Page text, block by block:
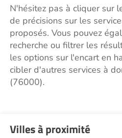
N'hésitez pas à cliquer sur
de précisions sur les
proposés. Vous pouvez
recherche ou filtrer les
les options sur l'encart en
cibler d'autres services à
(76000).
Villes à proximité